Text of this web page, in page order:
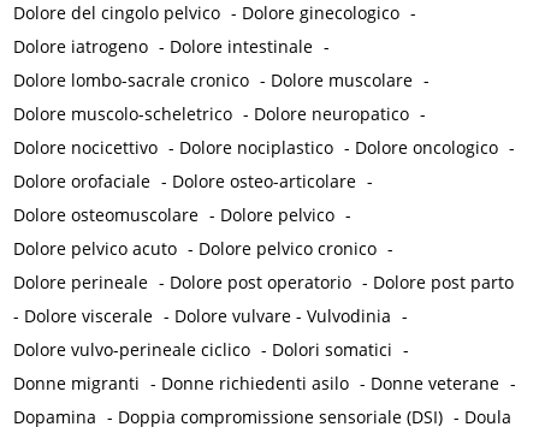
Dolore del cingolo pelvico - Dolore ginecologico -
Dolore iatrogeno - Dolore intestinale -
Dolore lombo-sacrale cronico - Dolore muscolare -
Dolore muscolo-scheletrico - Dolore neuropatico -
Dolore nocicettivo - Dolore nociplastico - Dolore oncologico -
Dolore orofaciale - Dolore osteo-articolare -
Dolore osteomuscolare - Dolore pelvico -
Dolore pelvico acuto - Dolore pelvico cronico -
Dolore perineale - Dolore post operatorio - Dolore post parto
- Dolore viscerale - Dolore vulvare - Vulvodinia -
Dolore vulvo-perineale ciclico - Dolori somatici -
Donne migranti - Donne richiedenti asilo - Donne veterane -
Dopamina - Doppia compromissione sensoriale (DSI) - Doula